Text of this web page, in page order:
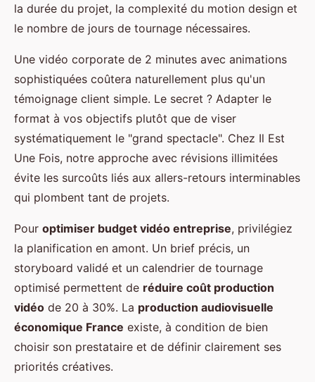
la durée du projet, la complexité du motion design et
le nombre de jours de tournage nécessaires.
Une vidéo corporate de 2 minutes avec animations
sophistiquées coûtera naturellement plus qu'un
témoignage client simple. Le secret ? Adapter le
format à vos objectifs plutôt que de viser
systématiquement le "grand spectacle". Chez Il Est
Une Fois, notre approche avec révisions illimitées
évite les surcoûts liés aux allers-retours interminables
qui plombent tant de projets.
Pour optimiser budget vidéo entreprise, privilégiez
la planification en amont. Un brief précis, un
storyboard validé et un calendrier de tournage
optimisé permettent de réduire coût production
vidéo de 20 à 30%. La production audiovisuelle
économique France existe, à condition de bien
choisir son prestataire et de définir clairement ses
priorités créatives.